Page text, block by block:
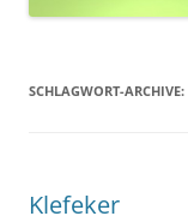
SCHLAGWORT-ARCHIVE:
Klefeker